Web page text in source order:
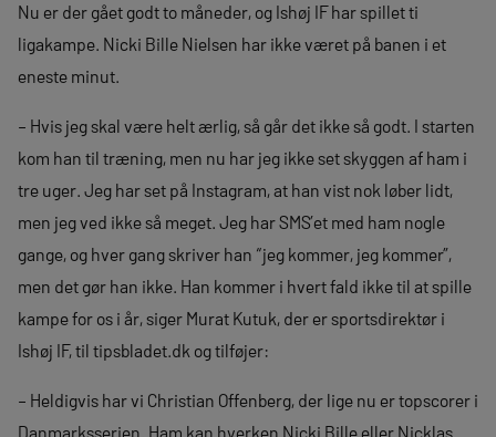
Nu er der gået godt to måneder, og Ishøj IF har spillet ti
ligakampe. Nicki Bille Nielsen har ikke været på banen i et
eneste minut.
– Hvis jeg skal være helt ærlig, så går det ikke så godt. I starten
kom han til træning, men nu har jeg ikke set skyggen af ham i
tre uger. Jeg har set på Instagram, at han vist nok løber lidt,
men jeg ved ikke så meget. Jeg har SMS’et med ham nogle
gange, og hver gang skriver han “jeg kommer, jeg kommer”,
men det gør han ikke. Han kommer i hvert fald ikke til at spille
kampe for os i år, siger Murat Kutuk, der er sportsdirektør i
Ishøj IF, til tipsbladet.dk og tilføjer:
– Heldigvis har vi Christian Offenberg, der lige nu er topscorer i
Danmarksserien. Ham kan hverken Nicki Bille eller Nicklas